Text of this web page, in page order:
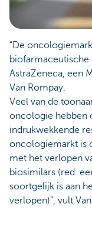
“De
AstraZeneca, een
Van Rompay.
Veel van de
oncologie hebben
indrukwekkende
oncologiemarkt is
met het verlopen
biosimilars (red.
soortgelijk is aan
verlopen)”, vult